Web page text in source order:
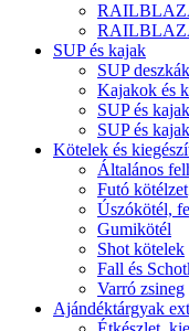
SUP és kajak
SUP deszkák
Kajakok és
SUP és
SUP és
Kötelek és
Általános
Futó kötélzet
Úszókötél,
Gumikötél
Shot kötelek
Fall és
Varró zsineg
Ajándéktárgyak